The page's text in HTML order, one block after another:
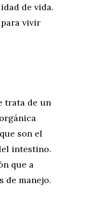
de vida.
vivir
trata de un
son el
intestino.
que a
de manejo.